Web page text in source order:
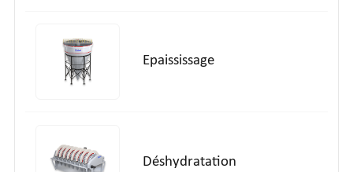
Epaississage
Déshydratation